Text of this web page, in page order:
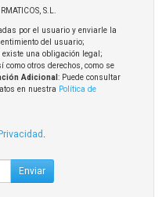
S.L.
por el usuario y enviarle la
del usuario;
una obligación legal;
como otros derechos, como se
Adicional : Puede consultar
en nuestra Política de
Enviar